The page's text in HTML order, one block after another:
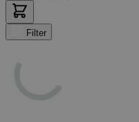
Filter